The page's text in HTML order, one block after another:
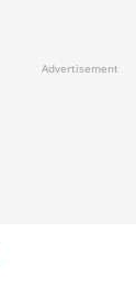
Advertisement